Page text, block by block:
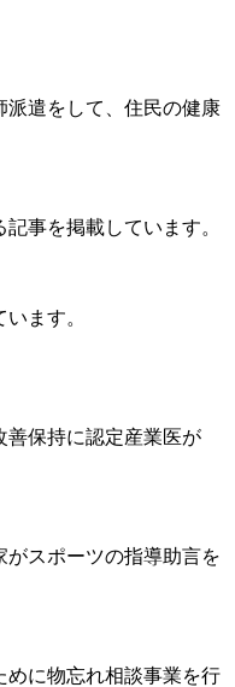
派遣をして、住民の健康
事を掲載しています。
ます。
善保持に認定産業医が
スポーツの指導助言を
めに物忘れ相談事業を行